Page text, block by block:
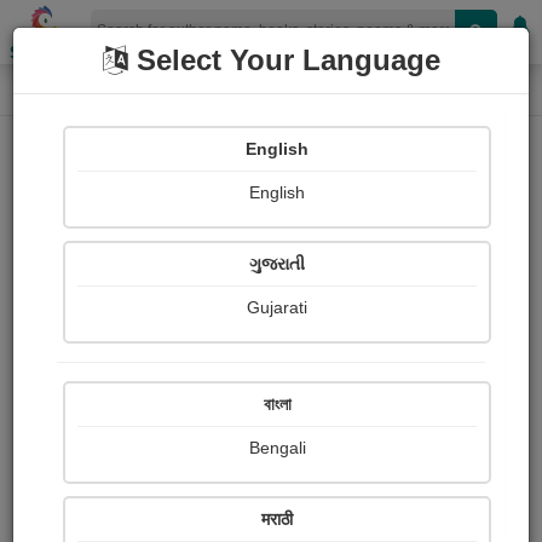
Shopizen
Home Photographs
Dhruvi Patel
Ratings
Share with your friends :
Select Your Language
English
English
ગુજરાતી
Gujarati
বাংলা
Bengali
मराठी